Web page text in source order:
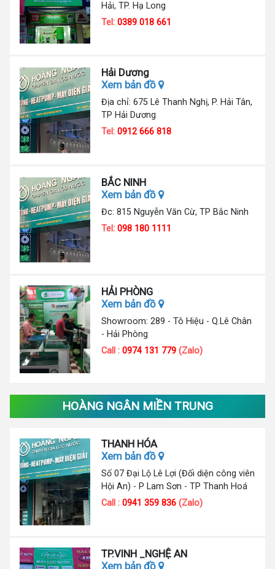
Hải, TP. Hạ Long
Tel:0389 018 661
Hải Dương
Xem bản đồ
Địa chỉ: 675 Lê Thanh Nghị, P. Hải Tân,
TP Hải Dương
Tel:0912 666 818
BẮC NINH
Xem bản đồ
Đc: 815 Nguyễn Văn Cừ, TP Bắc Ninh
Tel:098 180 1111
HẢI PHÒNG
Xem bản đồ
Showroom: 289 - Tô Hiệu - Q.Lê Chân
- Hải Phòng
Call :0974 131 779 (Zalo)
HOÀNG NGÂN MIỀN TRUNG
THANH HÓA
Xem bản đồ
Số 07 Đại Lộ Lê Lợi (Đối diện công viên
Hội An) - P Lam Sơn - TP Thanh Hoá
Call :0941 359 836 (Zalo)
TP.VINH _NGHỆ AN
Xem bản đồ